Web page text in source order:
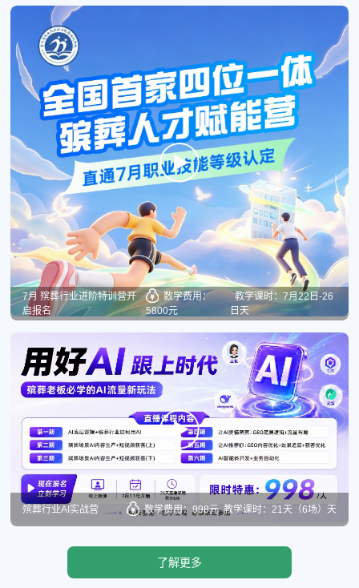
7月 殡葬行业进阶特训营开
启报名
数学费用：
5800元
教学课时：7月22日-26
日天
殡葬行业AI实战营 数学费用：998元 教学课时：21天（6场）天
了解更多